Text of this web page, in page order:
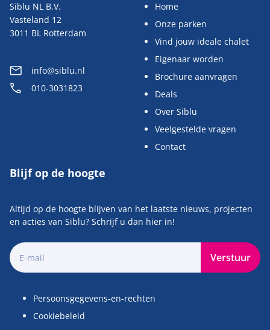
Siblu NL B.V.
Vasteland 12
3011 BL Rotterdam
info@siblu.nl
010-3031823
Home
Onze parken
Vind jouw ideale chalet
Eigenaar worden
Brochure aanvragen
Deals
Over Siblu
Veelgestelde vragen
Contact
Blijf op de hoogte
Altijd op de hoogte blijven van het laatste nieuws, projecten
en acties van Siblu? Schrijf u dan hier in!
Verstuur
Persoonsgegevens-en-rechten
Cookiebeleid